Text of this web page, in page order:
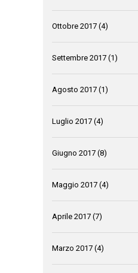
Ottobre 2017 (4)
Settembre 2017 (1)
Agosto 2017 (1)
Luglio 2017 (4)
Giugno 2017 (8)
Maggio 2017 (4)
Aprile 2017 (7)
Marzo 2017 (4)